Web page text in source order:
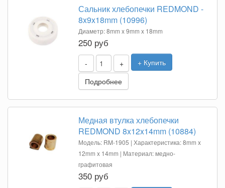
Сальник хлебопечки REDMOND -
8x9x18mm (10996)
Диаметр: 8mm x 9mm x 18mm
250 руб
- +
+ Купить
Подробнее
Медная втулка хлебопечки
REDMOND 8x12x14mm (10884)
Модель: RM-1905 | Характеристика: 8mm x
12mm x 14mm | Материал: медно-
графитовая
350 руб